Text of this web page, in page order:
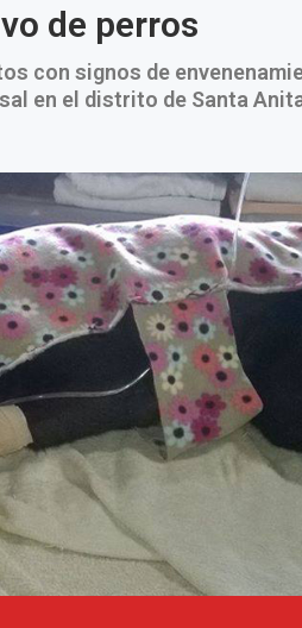
de perros
con signos de
en el distrito de Santa